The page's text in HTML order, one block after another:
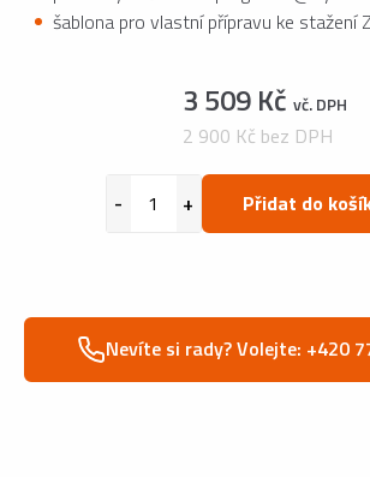
šablona pro vlastní přípravu ke stažení
3 509 Kč vč. DPH
2 900 Kč bez DPH
Přidat do
Nevíte si rady? Volejte: +420